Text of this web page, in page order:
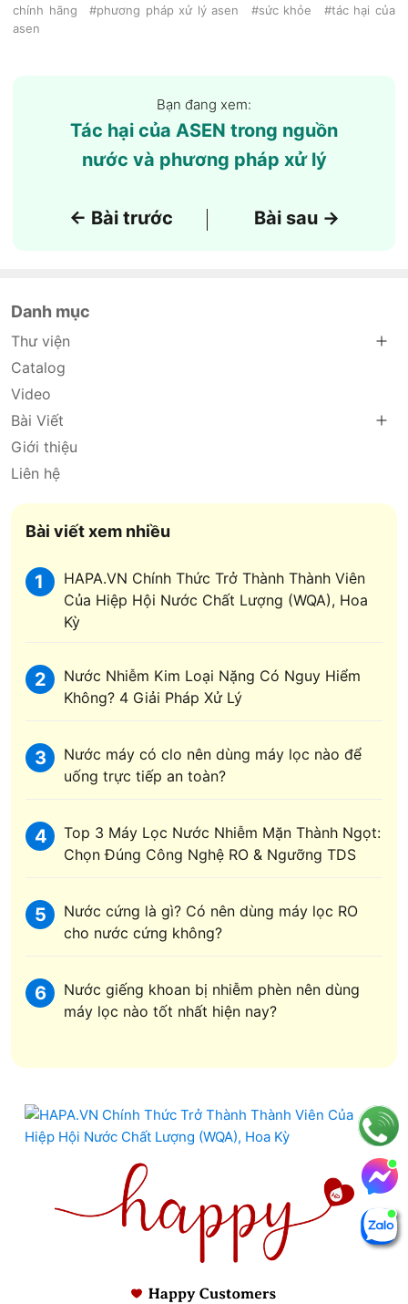
chính hãng
#phương pháp xử lý asen #sức khỏe
#tác hại của
asen
Bạn đang xem:
Tác hại của ASEN trong nguồn
nước và phương pháp xử lý
← Bài trước Bài sau →
Danh mục
Thư viện
Catalog
Video
Bài Viết
Giới thiệu
Liên hệ
Bài viết xem nhiều
1
HAPA.VN Chính Thức Trở Thành Thành Viên
Của Hiệp Hội Nước Chất Lượng (WQA), Hoa
Kỳ
2
Nước Nhiễm Kim Loại Nặng Có Nguy Hiểm
Không? 4 Giải Pháp Xử Lý
3
Nước máy có clo nên dùng máy lọc nào để
uống trực tiếp an toàn?
4
Top 3 Máy Lọc Nước Nhiễm Mặn Thành Ngọt:
Chọn Đúng Công Nghệ RO & Ngưỡng TDS
5
Nước cứng là gì? Có nên dùng máy lọc RO
cho nước cứng không?
6
Nước giếng khoan bị nhiễm phèn nên dùng
máy lọc nào tốt nhất hiện nay?